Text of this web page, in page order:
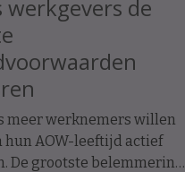
werkgevers de
meer werknemers willen
hun AOW-leeftijd actief
De grootste belemmering